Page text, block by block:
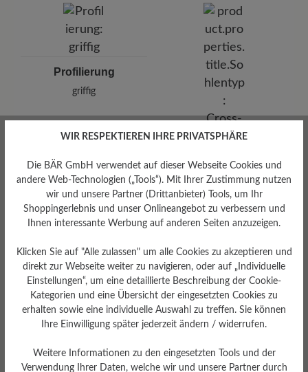
Profilierung
griffig
Sohlentyp
Cross-Sohle aus PU-
Gummikombination
Bewertungen lesen
WIR RESPEKTIEREN IHRE PRIVATSPHÄRE
Die BÄR GmbH verwendet auf dieser Webseite Cookies und
andere Web-Technologien („Tools“). Mit Ihrer Zustimmung nutzen
wir und unsere Partner (Drittanbieter) Tools, um Ihr
Shoppingerlebnis und unser Onlineangebot zu verbessern und
Ihnen interessante Werbung auf anderen Seiten anzuzeigen.
Klicken Sie auf "Alle zulassen" um alle Cookies zu akzeptieren und
direkt zur Webseite weiter zu navigieren, oder auf „Individuelle
Einstellungen“, um eine detaillierte Beschreibung der Cookie-
Kategorien und eine Übersicht der eingesetzten Cookies zu
erhalten sowie eine individuelle Auswahl zu treffen. Sie können
Ihre Einwilligung später jederzeit ändern / widerrufen.
Weitere Informationen zu den eingesetzten Tools und der
Verwendung Ihrer Daten, welche wir und unsere Partner durch